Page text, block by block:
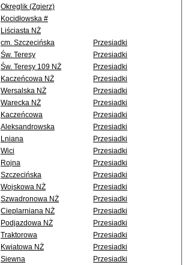
Okręglik (Zgierz)
Kocidłowska #
Liściasta NŻ
cm. Szczecińska
Przesiadki
Św. Teresy
Przesiadki
Św. Teresy 109 NŻ
Przesiadki
Kaczeńcowa NŻ
Przesiadki
Wersalska NŻ
Przesiadki
Warecka NŻ
Przesiadki
Kaczeńcowa
Przesiadki
Aleksandrowska
Przesiadki
Lniana
Przesiadki
Wici
Przesiadki
Rojna
Przesiadki
Szczecińska
Przesiadki
Wojskowa NŻ
Przesiadki
Szwadronowa NŻ
Przesiadki
Cieplarniana NŻ
Przesiadki
Podjazdowa NŻ
Przesiadki
Traktorowa
Przesiadki
Kwiatowa NŻ
Przesiadki
Siewna Przesiadki